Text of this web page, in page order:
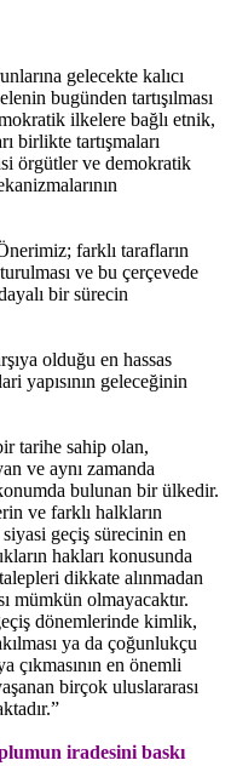
gelecekte kalıcı
bugünden tartışılması
ilkelere bağlı etnik,
birlikte tartışmaları
örgütler ve demokratik
farklı tarafların
ve bu çerçevede
bir sürecin
olduğu en hassas
yapısının geleceğinin
tarihe sahip olan,
ve aynı zamanda
bulunan bir ülkedir.
ve farklı halkların
siyasi geçiş sürecinin en
hakları konusunda
dikkate alınmadan
mümkün olmayacaktır.
dönemlerinde kimlik,
ya da çoğunlukçu
çıkmasının en önemli
birçok uluslararası
iradesini baskı